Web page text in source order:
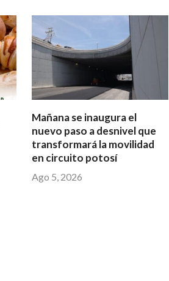
Mañana se inaugura el
nuevo paso a desnivel que
transformará la movilidad
en circuito potosí
Ago 5, 2026